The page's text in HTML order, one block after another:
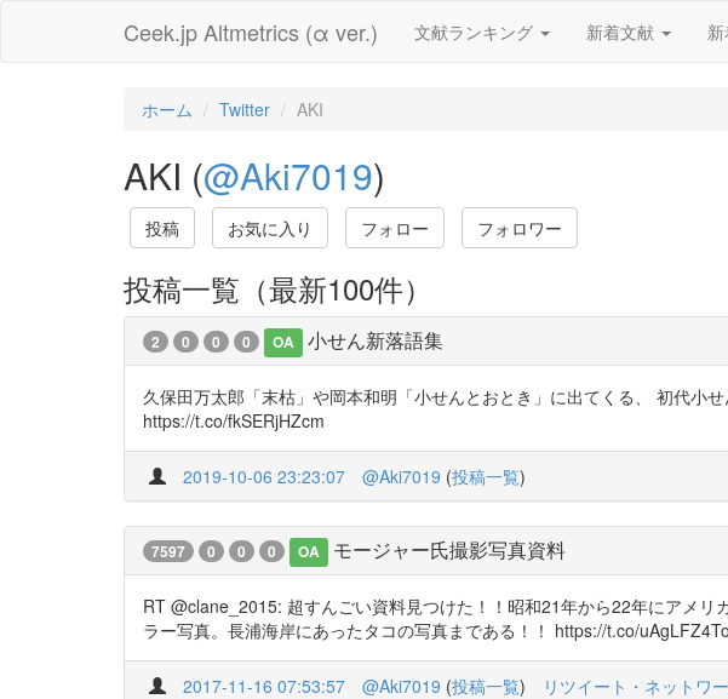
Ceek.jp Altmetrics (α ver.) 文献ランキング 新着文献
ホーム Twitter AKI
AKI (@Aki7019)
投稿 お気に入り フォロー フォロワー
投稿一覧（最新100件）
2 0 0 0 OA 小せん新落語集
久保田万太郎「末枯」や岡本和明「小せんとおとき」に出てくる、 初代小
https://t.co/fkSERjHZcm
2019-10-06 23:23:07 @Aki7019 (投稿一覧)
7597 0 0 0 OA モージャー氏撮影写真資料
RT @clane_2015: 超すんごい資料見つけた！！昭和21年から22年にアメ
ラー写真。長浦海岸にあったタコの写真まである！！ https://t.co/
2017-11-16 07:53:57 @Aki7019 (投稿一覧) リツイート・ネットワ